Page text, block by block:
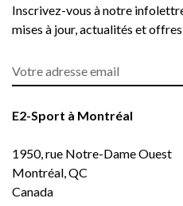
Inscrivez-vous à notre
mises à jour, actualités et
E2-Sport à Montréal
1950, rue Notre-Dame Ouest
Montréal, QC
Canada